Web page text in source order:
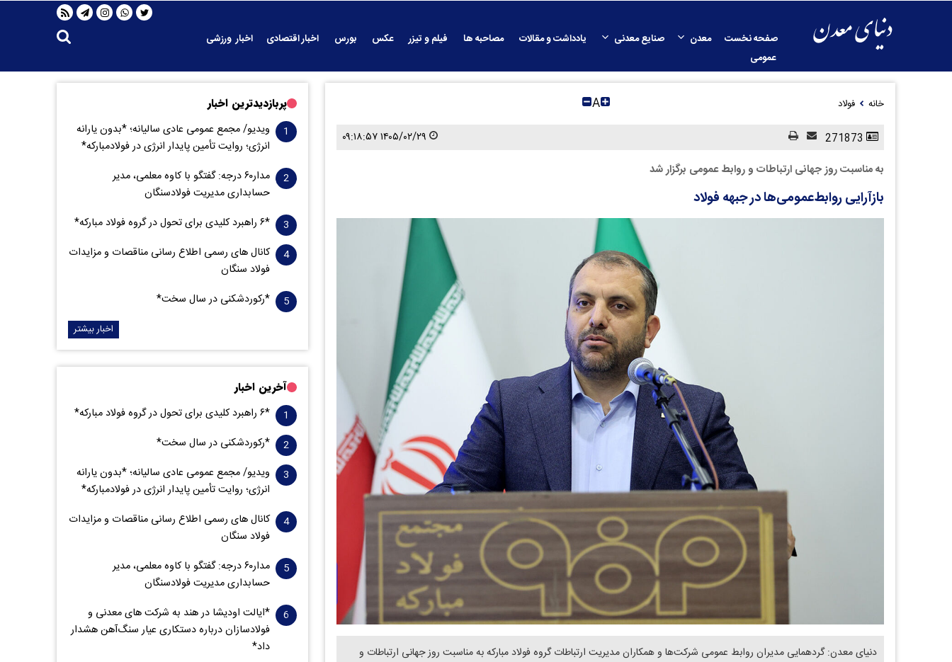
صفحه نخست معدن صنایع معدنی یادداشت و مقالات مصاحبه ها فیلم و تیزر عکس بورس اخبار اقتصادی
اخبار ورزشی
عمومی
خانه فولاد A
۱۴۰۵/۰۲/۲۹ ۰۹:۱۸:۵۷
به مناسبت روز جهانی ارتباطات و روابط عمومی برگزار شد
بازآرایی روابط‌عمومی‌ها در جبهه فولاد
دنیای معدن: گردهمایی مدیران روابط عمومی شرکت‌ها و همکاران مدیریت ارتباطات گروه فولاد مبارکه به مناسبت روز جهانی ارتباطات و
پربازدیدترین اخبار
ویدیو/ مجمع عمومی عادی سالیانه؛ *بدون یارانه
انرژی؛ روایت تأمین پایدار انرژی در فولادمبارکه*
مدار‌۶٠ درجه: گفتگو با کاوه معلمی، مدیر
حسابداری مدیریت فولادسنگان
*۶ راهبرد کلیدی برای تحول در گروه فولاد مبارکه*
کانال های رسمی اطلاع رسانی مناقصات و مزایدات
فولاد سنگان
*رکوردشکنی در سال سخت*
اخبار بیشتر
آخرین اخبار
*۶ راهبرد کلیدی برای تحول در گروه فولاد مبارکه*
*رکوردشکنی در سال سخت*
ویدیو/ مجمع عمومی عادی سالیانه؛ *بدون یارانه
انرژی؛ روایت تأمین پایدار انرژی در فولادمبارکه*
کانال های رسمی اطلاع رسانی مناقصات و مزایدات
فولاد سنگان
مدار‌۶٠ درجه: گفتگو با کاوه معلمی، مدیر
حسابداری مدیریت فولادسنگان
*ایالت اودیشا در هند به شرکت های معدنی و
فولادسازان درباره دستکاری عیار سنگ‌آهن هشدار
داد*